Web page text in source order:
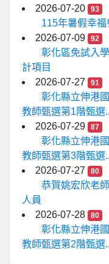
2026-07-20
93
115年暑假幸福
2026-07-09
92
彰化區免試入
計項目
2026-07-27
91
彰化縣立伸港
教師甄選第1階甄選
2026-07-29
87
彰化縣立伸港
教師甄選第3階甄選
2026-07-27
80
恭賀姚宏欣老
人員
2026-07-28
80
彰化縣立伸港
教師甄選第2階甄選